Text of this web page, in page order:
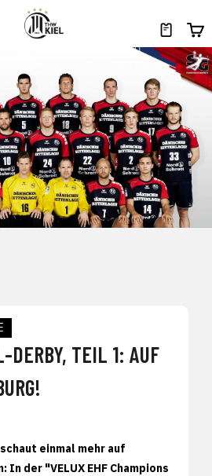
DERBY, TEIL 1: AUF
einmal mehr auf
der "VELUX EHF Champions